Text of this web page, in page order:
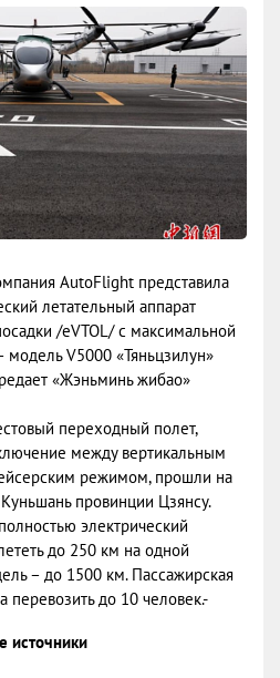
AutoFlight представила
летательный аппарат
/eVTOL/ с максимальной
модель V5000 «Тяньцзилун»
«Жэньминь жибао»
переходный полет,
между вертикальным
режимом, прошли на
провинции Цзянсу.
электрический
до 250 км на одной
– до 1500 км. Пассажирская
перевозить до 10 человек.-
источники